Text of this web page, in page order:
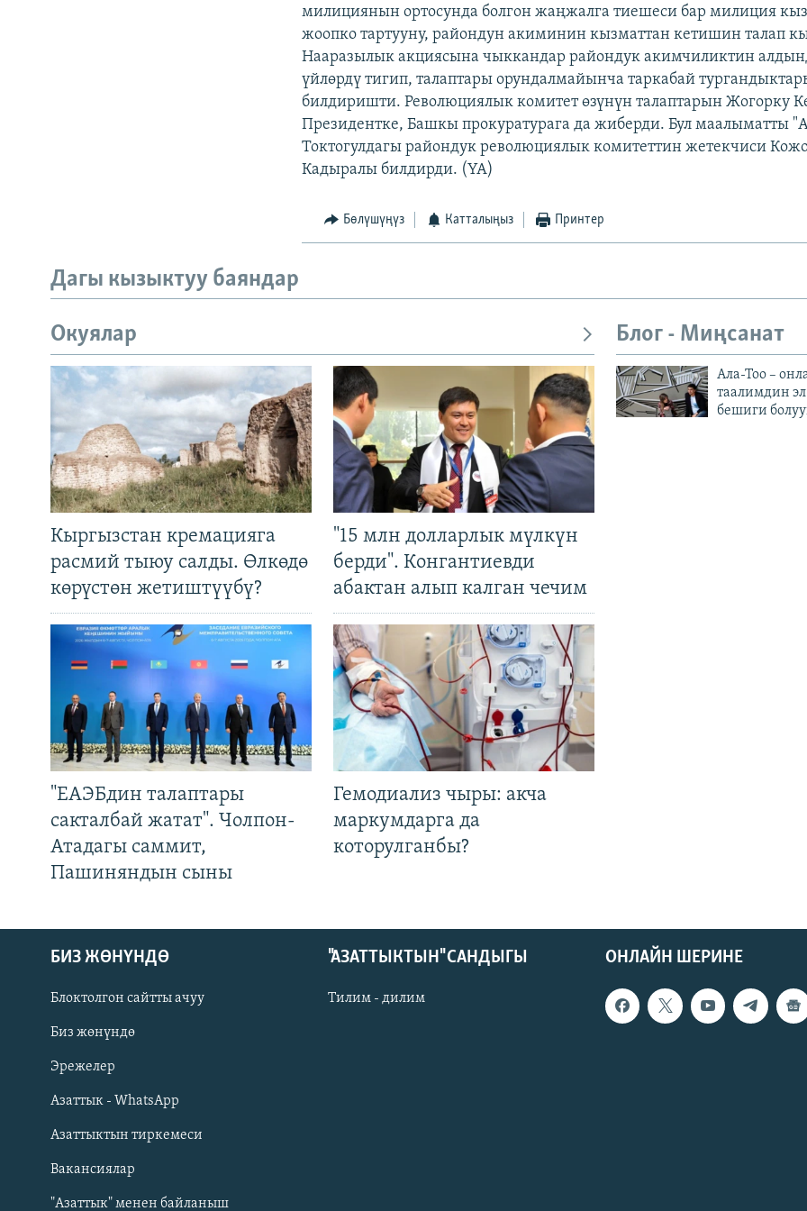
Русский
ОНЛАЙН ШЕРИНЕ
милициянын ортосунда болгон жаңжалга тиешеси бар милиция
жоопко тартууну, райондун акиминин кызматтан кетишин талап
Нааразылык акциясына чыккандар райондук акимчиликтин
үйлөрдү тигип, талаптары орундалмайынча таркабай
билдиришти. Революциялык комитет өзүнүн талаптарын Жогорку
Президентке, Башкы прокуратурага да жиберди. Бул маалыматты
Токтогулдагы райондук революциялык комитеттин жетекчиси
Кадыралы билдирди. (YA)
Бөлүшүңүз Катталыңыз Принтер
Дагы кызыктуу баяндар
Окуялар
Кыргызстан кремацияга
расмий тыюу салды. Өлкөдө
көрүстөн жетиштүүбү?
"15 млн долларлык мүлкүн
берди". Конгантиевди
абактан алып калган чечим
"ЕАЭБдин талаптары
сакталбай жатат". Чолпон-
Атадагы саммит,
Пашиняндын сыны
Гемодиализ чыры: акча
маркумдарга да
которулганбы?
Блог - Миңсанат
Ала-Тоо –
таалимдин
бешиги
ОНЛАЙН ШЕРИНЕ
БИЗ ЖӨНҮНДӨ
Блоктолгон сайтты ачуу
Биз жөнүндө
Эрежелер
Азаттык - WhatsApp
Азаттыктын тиркемеси
Вакансиялар
"Азаттык" менен байланыш
"АЗАТТЫКТЫН" САНДЫГЫ
Тилим - дилим